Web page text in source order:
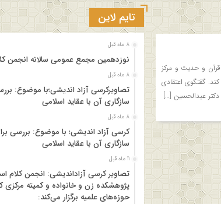
و حدیث و مرکز
گفتگوی اعتقادی
عبدالحسین […]
تایم لاین
8 ماه قبل
نوزدهمین مجمع عمومی سالانه انجمن
8 ماه قبل
تصاویرکرسی آزاد اندیشی؛با موضوع:
سازگاری آن با عقاید اسلامی
8 ماه قبل
کرسی آزاد اندیشی؛ با موضوع: بررسی
سازگاری آن با عقاید اسلامی
11 ماه قبل
تصاویر کرسی آزاداندیشی: انجمن کلام
پژوهشکده زن و خانواده و کمیته مرکزی
حوزه‌های علمیه برگزار می‌کند: